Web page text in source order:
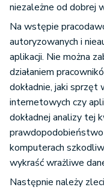
niezależne od dobrej
Na wstępie
autoryzowanych i
aplikacji. Nie można
działaniem
dokładnie, jaki sprzęt
internetowych czy
dokładnej analizy tej
prawdopodobieństwo
komputerach
wykraść wrażliwe
Następnie należy